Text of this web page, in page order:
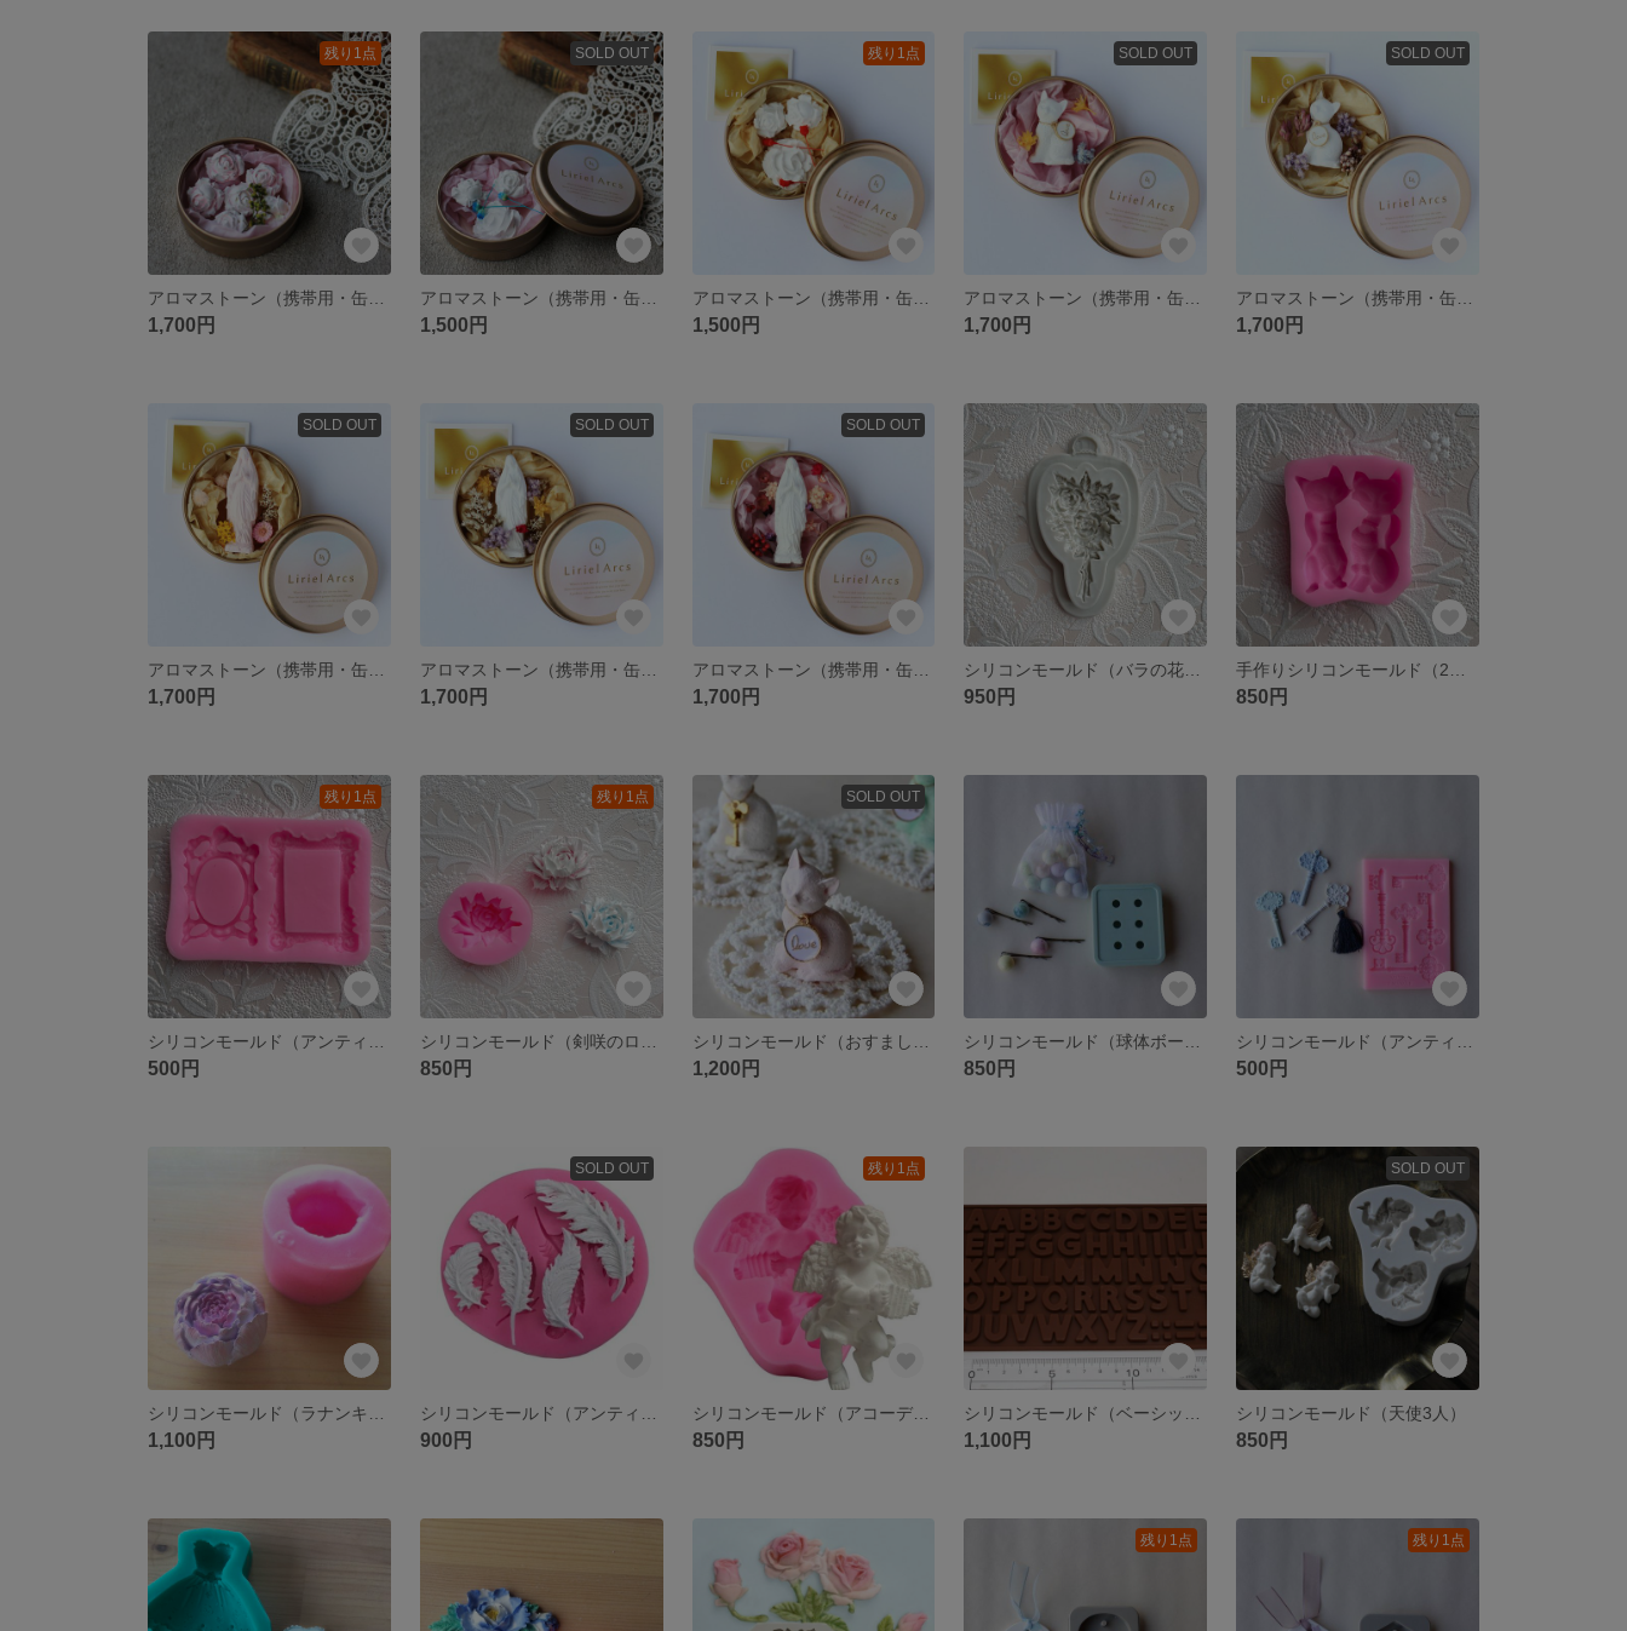
残り1点
1,700円
SOLD OUT
1,500円
残り1点
1,500円
SOLD OUT
1,700円
SOLD OUT
1,700円
SOLD OUT
1,700円
SOLD OUT
1,700円
SOLD OUT
1,700円 950円 850円
残り1点
500円
残り1点
850円
SOLD OUT
1,200円 850円 500円
1,100円
SOLD OUT
900円
残り1点
シリコンモールド（アコーディオンを奏でる天使）
850円 1,100円
SOLD OUT
シリコンモールド（天使3人）
850円
残り1点 残り1点